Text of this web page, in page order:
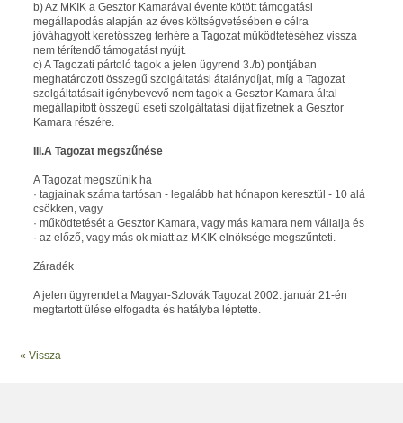
b) Az MKIK a Gesztor Kamarával évente kötött támogatási
megállapodás alapján az éves költségvetésében e célra
jóváhagyott keretösszeg terhére a Tagozat működtetéséhez vissza
nem térítendő támogatást nyújt.
c) A Tagozati pártoló tagok a jelen ügyrend 3./b) pontjában
meghatározott összegű szolgáltatási átalánydíjat, míg a Tagozat
szolgáltatásait igénybevevő nem tagok a Gesztor Kamara által
megállapított összegű eseti szolgáltatási díjat fizetnek a Gesztor
Kamara részére.
III.A Tagozat megszűnése
A Tagozat megszűnik ha
· tagjainak száma tartósan - legalább hat hónapon keresztül - 10 alá
csökken, vagy
· működtetését a Gesztor Kamara, vagy más kamara nem vállalja és
· az előző, vagy más ok miatt az MKIK elnöksége megszűnteti.
Záradék
A jelen ügyrendet a Magyar-Szlovák Tagozat 2002. január 21-én
megtartott ülése elfogadta és hatályba léptette.
« Vissza